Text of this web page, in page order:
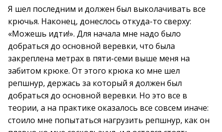
Я шел последним и должен был выколачивать все
крючья. Наконец, донеслось откуда-то сверху:
«Можешь идти!». Для начала мне надо было
добраться до основной веревки, что была
закреплена метрах в пяти-семи выше меня на
забитом крюке. От этого крюка ко мне шел
репшнур, держась за который я должен был
добраться до основной веревки. Но это все в
теории, а на практике оказалось все совсем иначе:
стоило мне попытаться нагрузить репшнур, как он